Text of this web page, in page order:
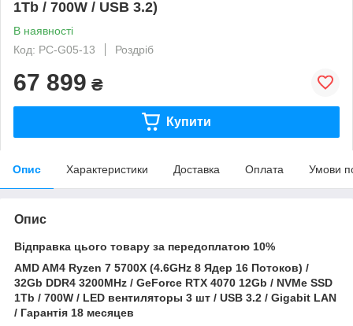
1Tb / 700W / USB 3.2)
В наявності
Код: PC-G05-13
Роздріб
67 899 ₴
Купити
Опис Характеристики Доставка Оплата Умови
Опис
Відправка цього товару за передоплатою 10%
AMD AM4 Ryzen 7 5700X (4.6GHz 8 Ядер 16 Потоков) /
32Gb DDR4 3200MHz / GeForce RTX 4070 12Gb / NVMe SSD
1Tb / 700W / LED вентиляторы 3 шт / USB 3.2 / Gigabit LAN
/ Гарантія 18 месяцев